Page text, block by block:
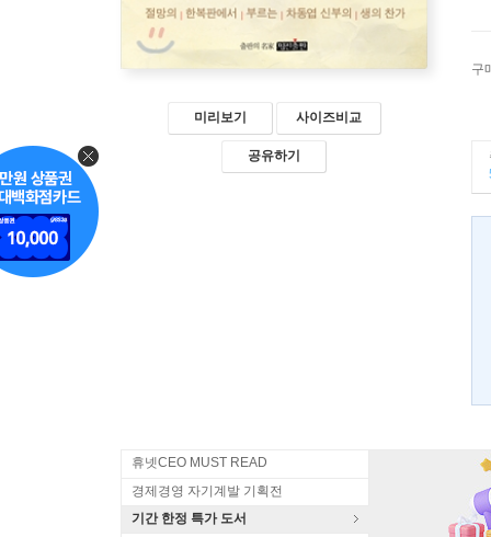
미리보기 사이즈비교
공유하기
구
휴넷CEO MUST READ
경제경영 자기계발 기획전
기간 한정 특가 도서